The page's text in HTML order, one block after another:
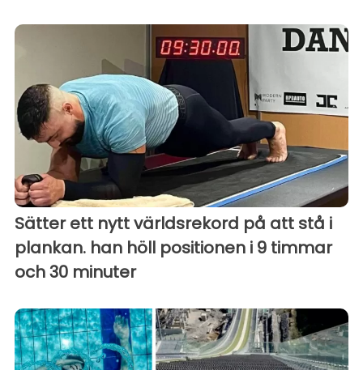
Sätter ett nytt världsrekord på att stå i
plankan. han höll positionen i 9 timmar
och 30 minuter